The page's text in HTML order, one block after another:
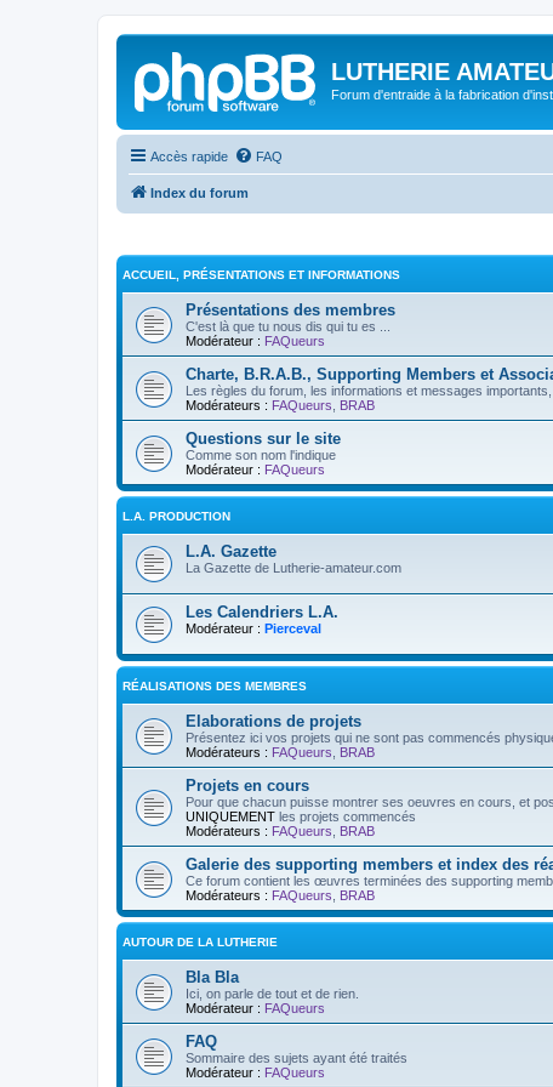
LUTHERIE
Forum d'entraide à la fabrication
Accès rapide FAQ
Index du forum
ACCUEIL, PRÉSENTATIONS ET INFORMATIONS
Présentations des membres
C'est là que tu nous dis qui tu es ...
Modérateur : FAQueurs
Charte, B.R.A.B., Supporting Members et
Les règles du forum, les informations et messages importants,
Modérateurs : FAQueurs BRAB
Questions sur le site
Comme son nom l'indique
Modérateur : FAQueurs
L.A. PRODUCTION
L.A. Gazette
La Gazette de Lutherie-amateur.com
Les Calendriers L.A.
Modérateur : Pierceval
RÉALISATIONS DES MEMBRES
Elaborations de projets
Présentez ici vos projets qui ne sont pas commencés
Modérateurs : FAQueurs BRAB
Projets en cours
Pour que chacun puisse montrer ses oeuvres en cours, et
UNIQUEMENT les projets commencés
Modérateurs : FAQueurs BRAB
Galerie des supporting members et index des
Ce forum contient les œuvres terminées des supporting
Modérateurs : FAQueurs BRAB
AUTOUR DE LA LUTHERIE
Bla Bla
Ici, on parle de tout et de rien.
Modérateur : FAQueurs
FAQ
Sommaire des sujets ayant été traités
Modérateur : FAQueurs